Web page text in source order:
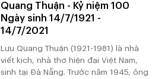
Quang Thuận - Kỷ niệm 100
Ngày sinh 14/7/1921 -
14/7/2021
Lưu Quang Thuận (1921-1981) là nhà
viết kịch, nhà thơ hiện đại Việt Nam,
sinh tại Đà Nẵng. Trước năm 1945, ông